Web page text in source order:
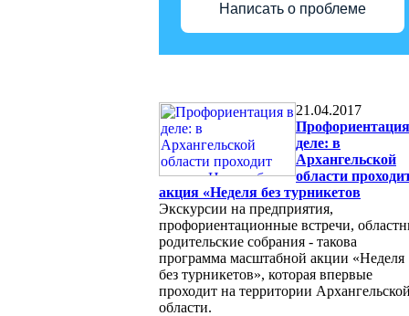
Написать о проблеме
21.04.2017
деле: в
Архангельской
области
акция «Неделя без турникетов
Экскурсии на предприятия,
профориентационные встречи,
родительские собрания - такова
программа масштабной акции «Неделя
без турникетов», которая впервые
проходит на территории
области.